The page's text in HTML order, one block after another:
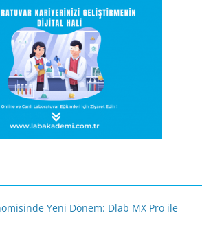
Yeni Dönem: Dlab MX Pro ile